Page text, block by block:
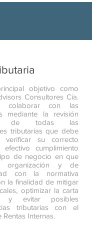
objetivo como
Consultores Cía.
colaborar con las
mediante la revisión
de todas las
tributarias que debe
verificar su correcto
cumplimiento
de negocio en que
organización y de
con la normativa
la finalidad de mitigar
optimizar la carta
y evitar posibles
tributarias con el
Rentas Internas.